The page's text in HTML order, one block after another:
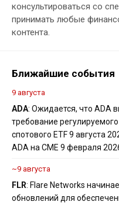
консультироваться со
принимать любые
контента.
Ближайшие события
9 августа
ADA: Ожидается, что ADA
требование
спотового ETF 9 августа
ADA на CME 9 февраля
~9 августа
FLR: Flare Networks
обновлений для